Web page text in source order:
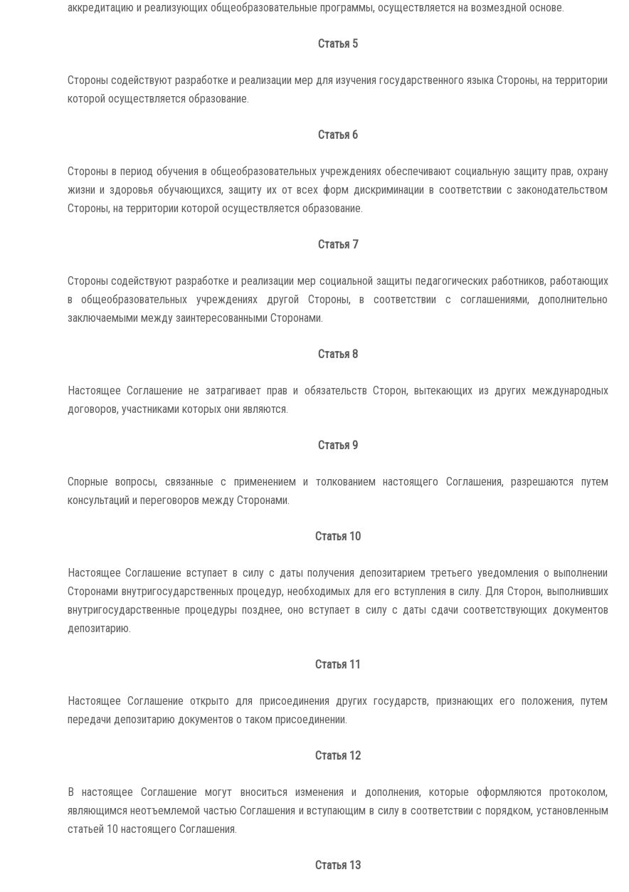
аккредитацию и реализующих общеобразовательные программы, осуществляется на возмездной основе.
Статья 5
Стороны содействуют разработке и реализации мер для изучения государственного языка Стороны, на территории
которой осуществляется образование.
Статья 6
Стороны в период обучения в общеобразовательных учреждениях обеспечивают социальную защиту прав, охрану
жизни и здоровья обучающихся, защиту их от всех форм дискриминации в соответствии с законодательством
Стороны, на территории которой осуществляется образование.
Статья 7
Стороны содействуют разработке и реализации мер социальной защиты педагогических работников, работающих
в общеобразовательных учреждениях другой Стороны, в соответствии с соглашениями, дополнительно
заключаемыми между заинтересованными Сторонами.
Статья 8
Настоящее Соглашение не затрагивает прав и обязательств Сторон, вытекающих из других международных
договоров, участниками которых они являются.
Статья 9
Спорные вопросы, связанные с применением и толкованием настоящего Соглашения, разрешаются путем
консультаций и переговоров между Сторонами.
Статья 10
Настоящее Соглашение вступает в силу с даты получения депозитарием третьего уведомления о выполнении
Сторонами внутригосударственных процедур, необходимых для его вступления в силу. Для Сторон, выполнивших
внутригосударственные процедуры позднее, оно вступает в силу с даты сдачи соответствующих документов
депозитарию.
Статья 11
Настоящее Соглашение открыто для присоединения других государств, признающих его положения, путем
передачи депозитарию документов о таком присоединении.
Статья 12
В настоящее Соглашение могут вноситься изменения и дополнения, которые оформляются протоколом,
являющимся неотъемлемой частью Соглашения и вступающим в силу в соответствии с порядком, установленным
статьей 10 настоящего Соглашения.
Статья 13